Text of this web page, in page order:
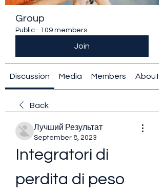
Group
Public · 109 members
Join
Discussion Media Members About
Back
Лучший Результат
September 8, 2023
Integratori di
perdita di peso